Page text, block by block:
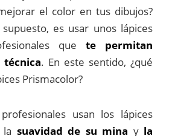
el color en tus dibujos?
es usar unos lápices
que te permitan
. En este sentido, ¿qué
Prismacolor?
usan los lápices
suavidad de su mina y la